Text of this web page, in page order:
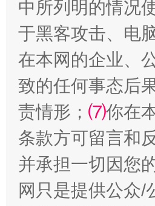
全民健身五年计划来了！等你
中所列明的情况
于黑客攻击、电
在本网的企业、
致的任何事态后
责情形； ⑺你在
条款方可留言和
并承担一切因您
网只是提供公众/